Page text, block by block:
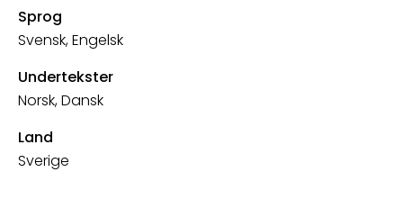
Sprog
Svensk, Engelsk
Undertekster
Norsk, Dansk
Land
Sverige